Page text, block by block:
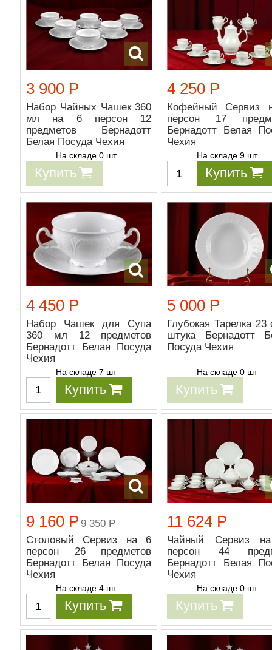
3 900 Р
Набор Чайных Чашек 360
мл на 6 персон 12
предметов Бернадотт
Белая Посуда Чехия
На складе 0 шт
Купить
4 250 Р
Кофейный Сервиз
персон 17
Бернадотт Белая
Чехия
На складе 9 шт
Купить
4 450 Р
Набор Чашек для Супа
360 мл 12 предметов
Бернадотт Белая Посуда
Чехия
На складе 7 шт
Купить
5 000 Р
Глубокая Тарелка
штука Бернадотт
Посуда Чехия
На складе 0 шт
Купить
9 160 Р 9 350 Р
Столовый Сервиз на 6
персон 26 предметов
Бернадотт Белая Посуда
Чехия
На складе 4 шт
Купить
11 624 Р
Чайный Сервиз
персон 44
Бернадотт Белая
Чехия
На складе 0 шт
Купить